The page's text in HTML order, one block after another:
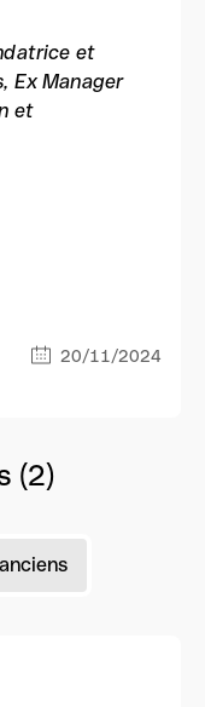
et
Ex Manager
et
20/11/2024
(2)